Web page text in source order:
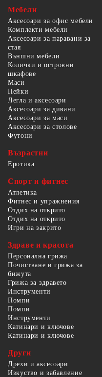
Мебели
Аксесоари за офис мебели
Комплекти мебели
Аксесоари за паравани за
стая
Външни мебели
Колички и островни
шкафове
Маси
Пейки
Легла и аксесоари
Аксесоари за дивани
Аксесоари за маси
Аксесоари за столове
Футони
Възрастни
Еротика
Спорт и фитнес
Атлетика
Фитнес и упражнения
Отдих на открито
Отдих на открито
Игри на закрито
Здраве и красота
Персонална грижа
Почистване и грижа за
бижута
Грижа за здравето
Инструменти
Помпи
Помпи
Инструменти
Катинари и ключове
Катинари и ключове
Други
Дрехи и аксесоари
Изкуство и забавление